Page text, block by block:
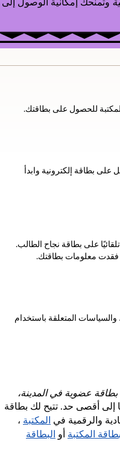
للحصول على بطاقتك.
على بطاقة إلكترونية وابدأ
على بطاقة نجاح الطالب.
معلومات بطاقتك.
المتعلقة باستخدام
عضوية في المدينة،
إلى أقصى حد. تتيح لك بطاقة
والرقمية في المكتبة ،
بطاقة المكتبة أو البطاقة